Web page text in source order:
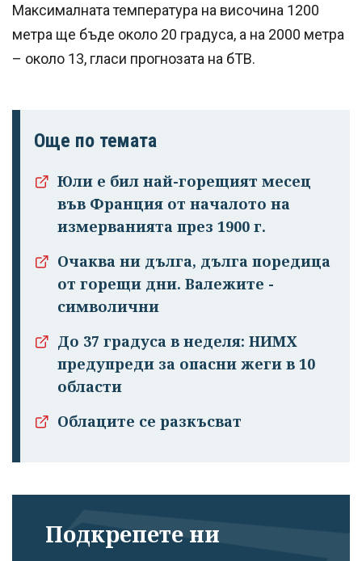
Максималната температура на височина 1200
метра ще бъде около 20 градуса, а на 2000 метра
– около 13, гласи прогнозата на бТВ.
Още по темата
Юли е бил най-горещият месец
във Франция от началото на
измерванията през 1900 г.
Очаква ни дълга, дълга поредица
от горещи дни. Валежите -
символични
До 37 градуса в неделя: НИМХ
предупреди за опасни жеги в 10
области
Облаците се разкъсват
Подкрепете ни